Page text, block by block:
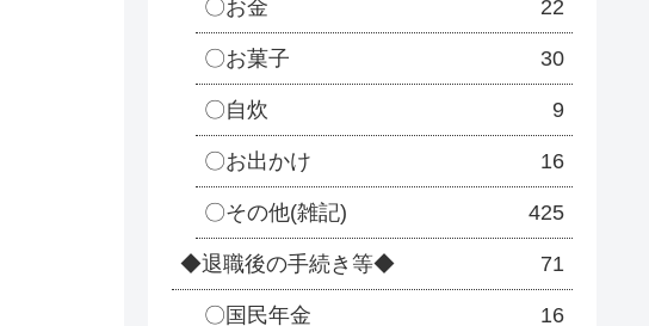
〇お金 22
〇お菓子 30
〇自炊 9
〇お出かけ 16
〇その他(雑記) 425
◆退職後の手続き等◆ 71
〇国民年金 16